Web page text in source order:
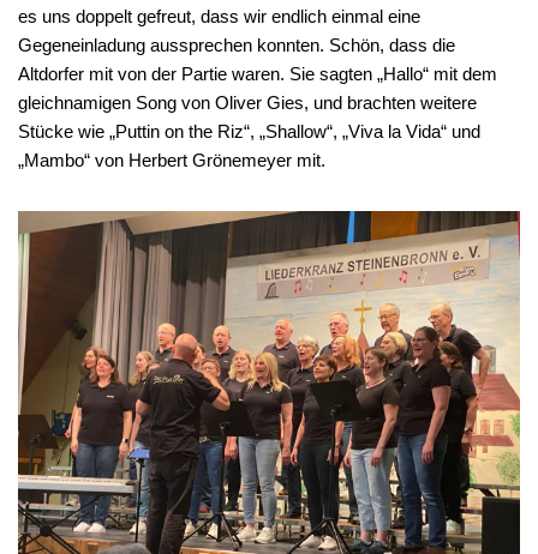
es uns doppelt gefreut, dass wir endlich einmal eine
Gegeneinladung aussprechen konnten. Schön, dass die
Altdorfer mit von der Partie waren. Sie sagten „Hallo“ mit dem
gleichnamigen Song von Oliver Gies, und brachten weitere
Stücke wie „Puttin on the Riz“, „Shallow“, „Viva la Vida“ und
„Mambo“ von Herbert Grönemeyer mit.